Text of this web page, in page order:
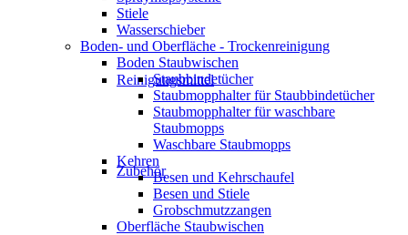
Reinigungsmittel
Zubehör
Stiele
Wasserschieber
Boden- und Oberfläche - Trockenreinigung
Boden Staubwischen
Staubbindetücher
Staubmopphalter für Staubbindetücher
Staubmopphalter für waschbare
Staubmopps
Waschbare Staubmopps
Kehren
Besen und Kehrschaufel
Besen und Stiele
Grobschmutzzangen
Oberfläche Staubwischen